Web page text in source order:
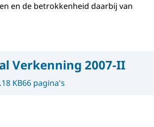
en de betrokkenheid daarbij van
Verkenning 2007-II
KB66 pagina's